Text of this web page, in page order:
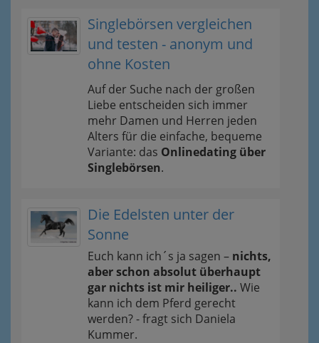
Singlebörsen vergleichen
und testen - anonym und
ohne Kosten
Auf der Suche nach der großen
Liebe entscheiden sich immer
mehr Damen und Herren jeden
Alters für die einfache, bequeme
Variante: das Onlinedating über
Singlebörsen.
Die Edelsten unter der
Sonne
Euch kann ich´s ja sagen – nichts,
aber schon absolut überhaupt
gar nichts ist mir heiliger.. Wie
kann ich dem Pferd gerecht
werden? - fragt sich Daniela
Kummer.